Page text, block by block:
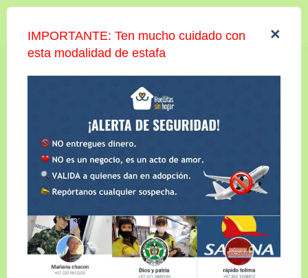
×
IMPORTANTE: Ten mucho cuidado con
esta modalidad de estafa